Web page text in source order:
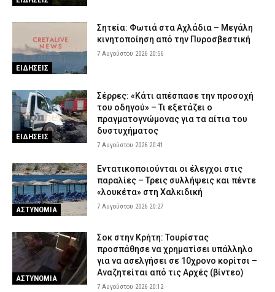
ΕΙΔΗΣΕΙΣ
Σητεία: Φωτιά στα Αχλάδια – Μεγάλη
κινητοποίηση από την Πυροσβεστική
7 Αυγούστου 2026 20:56
ΕΙΔΗΣΕΙΣ
Σέρρες: «Κάτι απέσπασε την προσοχή
του οδηγού» – Τι εξετάζει ο
πραγματογνώμονας για τα αίτια του
δυστυχήματος
7 Αυγούστου 2026 20:41
ΑΣΤΥΝΟΜΙΑ
Εντατικοποιούνται οι έλεγχοι στις
παραλίες – Τρεις συλλήψεις και πέντε
«λουκέτα» στη Χαλκιδική
7 Αυγούστου 2026 20:27
ΑΣΤΥΝΟΜΙΑ
Σοκ στην Κρήτη: Τουρίστας
προσπάθησε να χρηματίσει υπάλληλο
για να ασελγήσει σε 10χρονο κορίτσι –
Αναζητείται από τις Αρχές (βίντεο)
7 Αυγούστου 2026 20:12